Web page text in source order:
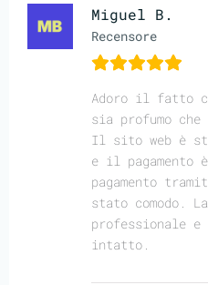
Miguel B.
Recensore
Adoro il fatto
sia profumo
Il sito web è
e il pagamento
pagamento
stato comodo.
professionale
intatto.